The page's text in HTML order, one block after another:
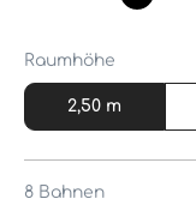
Raumhöhe
2,50 m
8 Bahnen